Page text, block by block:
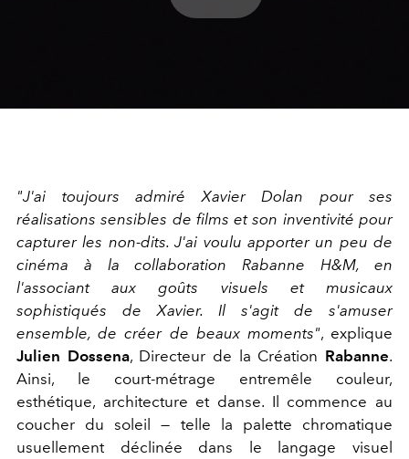
Play
"J'ai toujours admiré Xavier Dolan pour ses
réalisations sensibles de films et son inventivité pour
capturer les non-dits. J'ai voulu apporter un peu de
cinéma à la collaboration Rabanne H&M, en
l'associant aux goûts visuels et musicaux
sophistiqués de Xavier. Il s'agit de s'amuser
ensemble, de créer de beaux moments", explique
Julien Dossena, Directeur de la Création Rabanne.
Ainsi, le court-métrage entremêle couleur,
esthétique, architecture et danse. Il commence au
coucher du soleil — telle la palette chromatique
usuellement déclinée dans le langage visuel